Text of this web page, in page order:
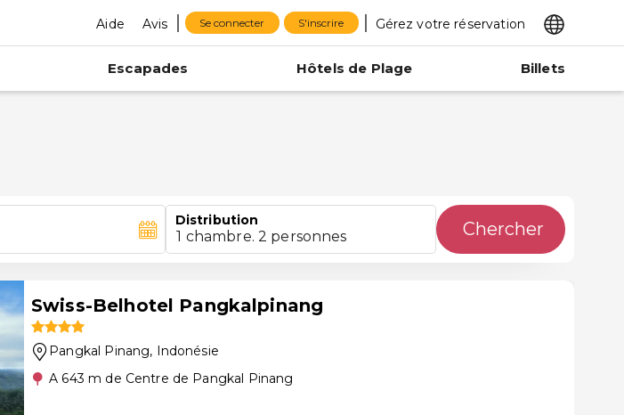
Aide Avis Se connecter S'inscrire Gérez votre réservation
Escapades Hôtels de Plage Billets
Distribution
1 chambre. 2 personnes Chercher
Swiss-Belhotel Pangkalpinang
Pangkal Pinang, Indonésie
A 643 m de Centre de Pangkal Pinang